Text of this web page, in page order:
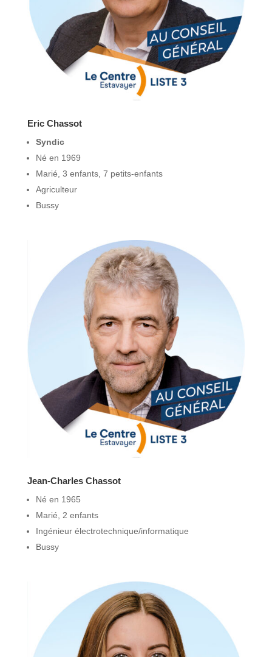
Eric Chassot
Syndic
Né en 1969
Marié, 3 enfants, 7 petits-enfants
Agriculteur
Bussy
Jean-Charles Chassot
Né en 1965
Marié, 2 enfants
Ingénieur électrotechnique/informatique
Bussy